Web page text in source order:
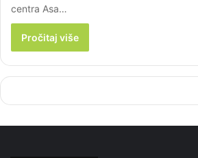
centra Asa…
Pročitaj više